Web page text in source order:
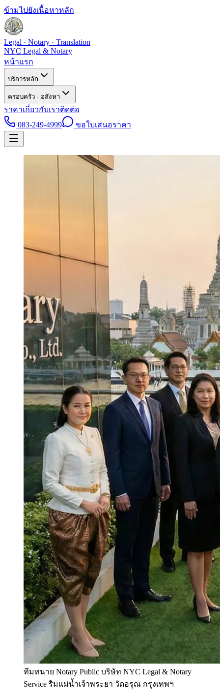
ข้ามไปยังเนื้อหาหลัก
Legal · Notary · Translation
NYC Legal & Notary
หน้าแรก
บริการหลัก
ครอบครัว · อสังหา
ราคาเกี่ยวกับเราติดต่อ
083-249-4999
ขอใบเสนอราคา
ทีมทนาย Notary Public บริษัท NYC Legal & Notary
Service ริมแม่น้ำเจ้าพระยา วัดอรุณ กรุงเทพฯ